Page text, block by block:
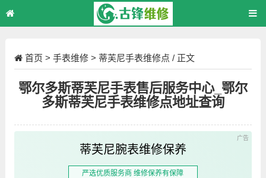
首页 > 手表维修> 蒂芙尼手表维修点 / 正文
鄂尔多斯蒂芙尼手表售后服务中心_鄂尔
多斯蒂芙尼手表维修点地址查询
蒂芙尼腕表维修保养
严选优质服务商 维修保养有保障